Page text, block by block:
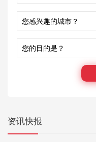
资讯快报